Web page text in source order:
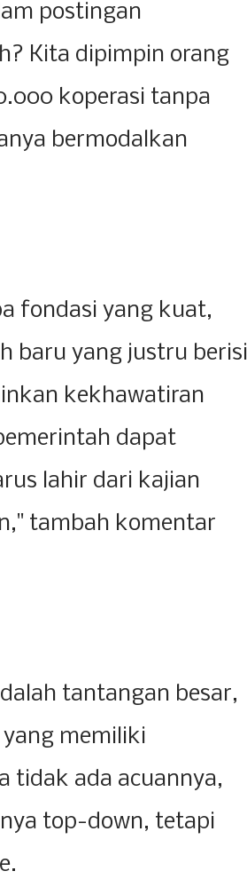
postingan
Kita dipimpin orang
koperasi tanpa
bermodalkan
fondasi yang kuat,
baru yang justru berisi
kekhawatiran
dapat
lahir dari kajian
tambah komentar
tantangan besar,
memiliki
tidak ada acuannya,
top-down, tetapi